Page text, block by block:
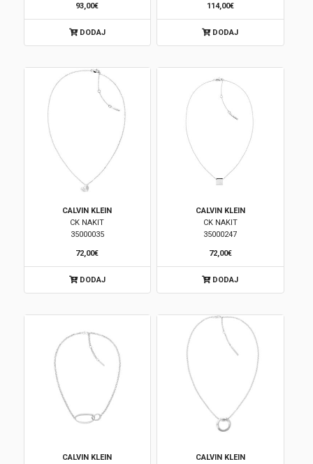
Swiss🇨🇭
Satovi
Diamond
Outlet
POKLON VAUČER
Prijava
Registracija
93,00€
DODAJ
114,00€
DODAJ
CALVIN KLEIN
CK NAKIT
35000035
72,00€
DODAJ
CALVIN KLEIN
CK NAKIT
35000247
72,00€
DODAJ
CALVIN KLEIN
CALVIN KLEIN